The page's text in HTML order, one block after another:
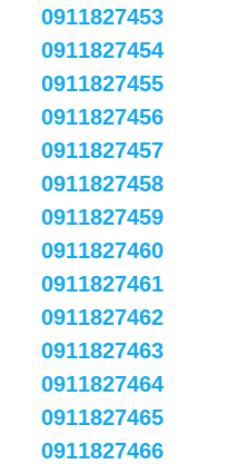
0911827453
0911827454
0911827455
0911827456
0911827457
0911827458
0911827459
0911827460
0911827461
0911827462
0911827463
0911827464
0911827465
0911827466